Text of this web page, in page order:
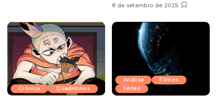
8 de setembro de 2025
Crônica Quadrinhos
Análise
Filmes
Séries